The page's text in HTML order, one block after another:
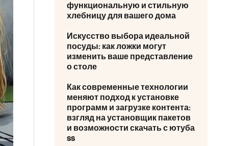
функциональную и стильную
хлебницу для вашего дома
Искусство выбора идеальной
посуды: как ложки могут
изменить ваше представление
о столе
Как современные технологии
меняют подход к установке
программ и загрузке контента:
взгляд на установщик пакетов
и возможности скачать с ютуба
ss